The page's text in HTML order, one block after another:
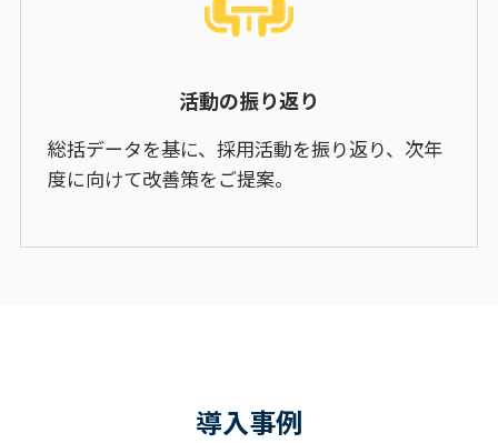
活動の振り返り
総括データを基に、採用活動を振り返り、次年
度に向けて改善策をご提案。
導入事例